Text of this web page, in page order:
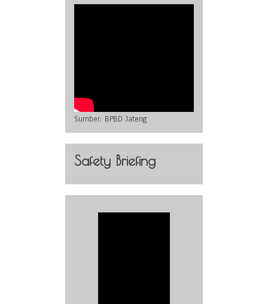
Sumber: BPBD Jateng
Safety Briefing